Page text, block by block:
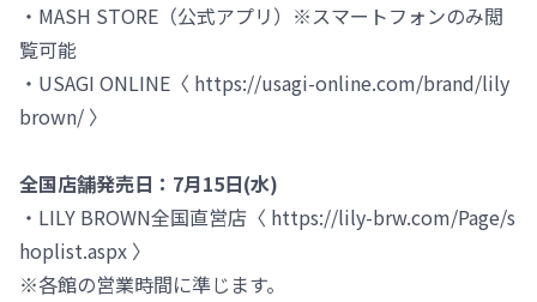
・MASH STORE（公式アプリ）※スマートフォンのみ閲
覧可能
・USAGI ONLINE〈 https://usagi-online.com/brand/lily
brown/ 〉
全国店舗発売日：7月15日(水)
・LILY BROWN全国直営店〈 https://lily-brw.com/Page/s
hoplist.aspx 〉
※各館の営業時間に準じます。